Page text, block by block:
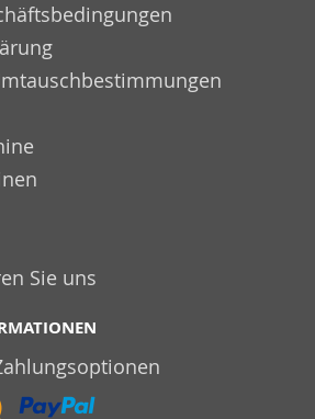
Sie uns